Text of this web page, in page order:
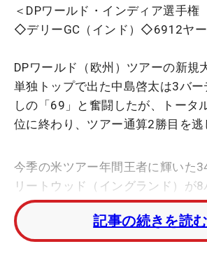
＜DPワールド・インディア選手
◇デリーGC（インド）◇6912ヤー
DPワールド（欧州）ツアーの新規
単独トップで出た中島啓太は3バ
しの「69」と奮闘したが、トータ
位に終わり、ツアー通算2勝目を逃
今季の米ツアー年間王者に輝いた
リートウッド（イングランド）が
ーの「65」をマーク。中島との接
通算8勝目を果たした。記事の続きを読む